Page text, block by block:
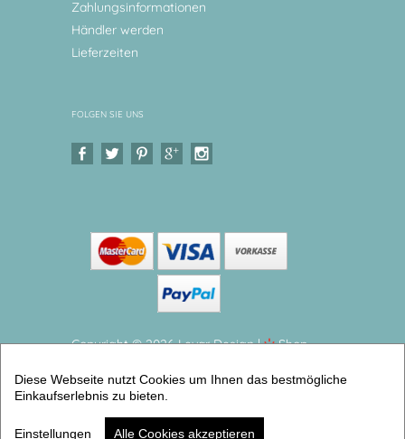
Zahlungsinformationen
Händler werden
Lieferzeiten
FOLGEN SIE UNS
Copyright © 2026 Levar Design |
Shop
Kindergeschirr Set Bauernhof Pferd Kinderteller,
Trinkbecher mit Namen aus Melamin BPA frei (3er
Gechirrset) | Artikelnummer: 15895100 -3
Diese Webseite nutzt Cookies um Ihnen das bestmögliche
Einkaufserlebnis zu bieten.
Einstellungen Alle Cookies akzeptieren